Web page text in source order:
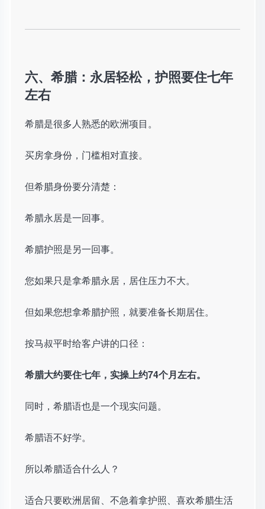
六、希腊：永居轻松，护照要住七年
左右
希腊是很多人熟悉的欧洲项目。
买房拿身份，门槛相对直接。
但希腊身份要分清楚：
希腊永居是一回事。
希腊护照是另一回事。
您如果只是拿希腊永居，居住压力不大。
但如果您想拿希腊护照，就要准备长期居住。
按马叔平时给客户讲的口径：
希腊大约要住七年，实操上约74个月左右。
同时，希腊语也是一个现实问题。
希腊语不好学。
所以希腊适合什么人？
适合只要欧洲居留、不急着拿护照、喜欢希腊生活